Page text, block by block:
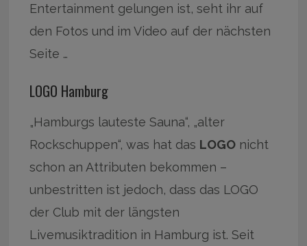
Entertainment gelungen ist, seht ihr auf
den Fotos und im Video auf der nächsten
Seite …
LOGO Hamburg
„Hamburgs lauteste Sauna“, „alter
Rockschuppen“, was hat das LOGO nicht
schon an Attributen bekommen –
unbestritten ist jedoch, dass das LOGO
der Club mit der längsten
Livemusiktradition in Hamburg ist. Seit